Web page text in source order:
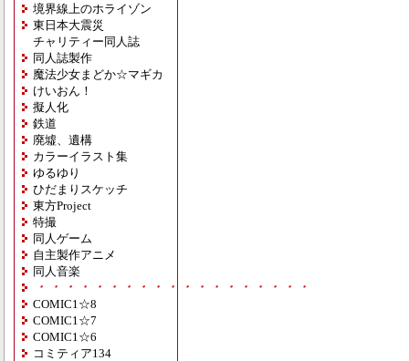
境界線上のホライゾン
東日本大震災
チャリティー同人誌
同人誌製作
魔法少女まどか☆マギカ
けいおん！
擬人化
鉄道
廃墟、遺構
カラーイラスト集
ゆるゆり
ひだまりスケッチ
東方Project
特撮
同人ゲーム
自主製作アニメ
同人音楽
・・・・・・・・・・・・・・・・・・・
COMIC1☆8
COMIC1☆7
COMIC1☆6
コミティア134